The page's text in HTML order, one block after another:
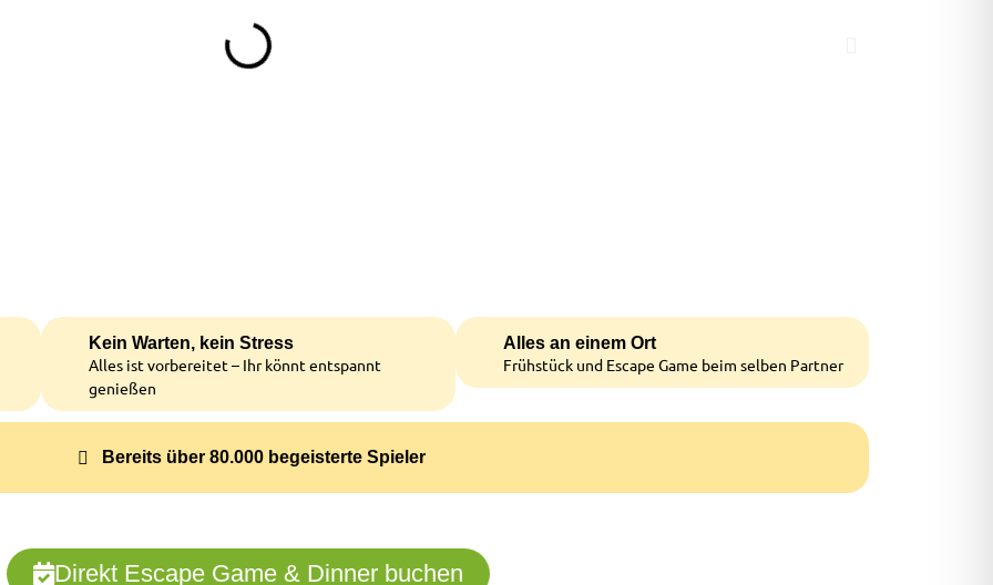
Kein Warten, kein Stress
Alles ist vorbereitet – Ihr könnt entspannt
genießen
Alles an einem Ort
Frühstück und Escape Game beim selben Partner
Bereits über 80.000 begeisterte Spieler
Direkt Escape Game & Dinner buchen